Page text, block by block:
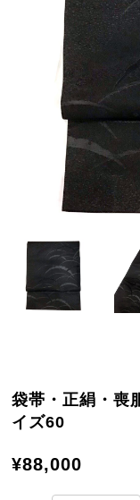
袋帯・正絹・喪
イズ60
¥88,000